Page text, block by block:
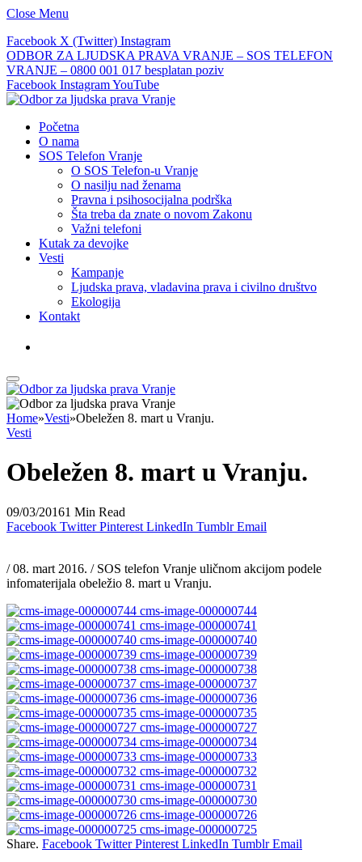
Close Menu
Facebook X (Twitter) Instagram
ODBOR ZA LJUDSKA PRAVA VRANJE – SOS TELEFON
VRANJE – 0800 001 017 besplatan poziv
Facebook InstagramYouTube
Početna
O nama
SOS Telefon Vranje
O SOS Telefon-u Vranje
O nasilju nad ženama
Pravna i psihosocijalna podrška
Šta treba da znate o novom Zakonu
Važni telefoni
Kutak za devojke
Vesti
Kampanje
Ljudska prava, vladavina prava i civilno društvo
Ekologija
Kontakt
Home»Vesti»Obeležen 8. mart u Vranju.
Vesti
Obeležen 8. mart u Vranju.
09/03/20161 Min Read
Facebook Twitter Pinterest LinkedIn Tumblr Email
/ 08. mart 2016. / SOS telefon Vranje uličnom akcijom podele
infomaterijala obeležio 8. mart u Vranju.
cms-image-000000744
cms-image-000000741
cms-image-000000740
cms-image-000000739
cms-image-000000738
cms-image-000000737
cms-image-000000736
cms-image-000000735
cms-image-000000727
cms-image-000000734
cms-image-000000733
cms-image-000000732
cms-image-000000731
cms-image-000000730
cms-image-000000726
cms-image-000000725
Share. Facebook Twitter Pinterest LinkedIn Tumblr Email